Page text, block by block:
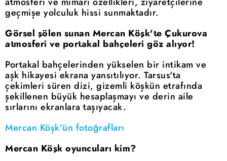
geçmişe yolculuk hissi sunmaktadır.
Görsel şölen sunan Mercan Köşk'te Çukurova
atmosferi ve portakal bahçeleri göz alıyor!
Portakal bahçelerinden yükselen bir intikam ve
aşk hikayesi ekrana yansıtılıyor. Tarsus'ta
çekimleri süren dizi, gizemli köşkün etrafında
şekillenen büyük hesaplaşmayı ve derin aile
sırlarını ekranlara taşıyacak.
Mercan Köşk'ün fotoğrafları
Mercan Köşk oyuncuları kim?